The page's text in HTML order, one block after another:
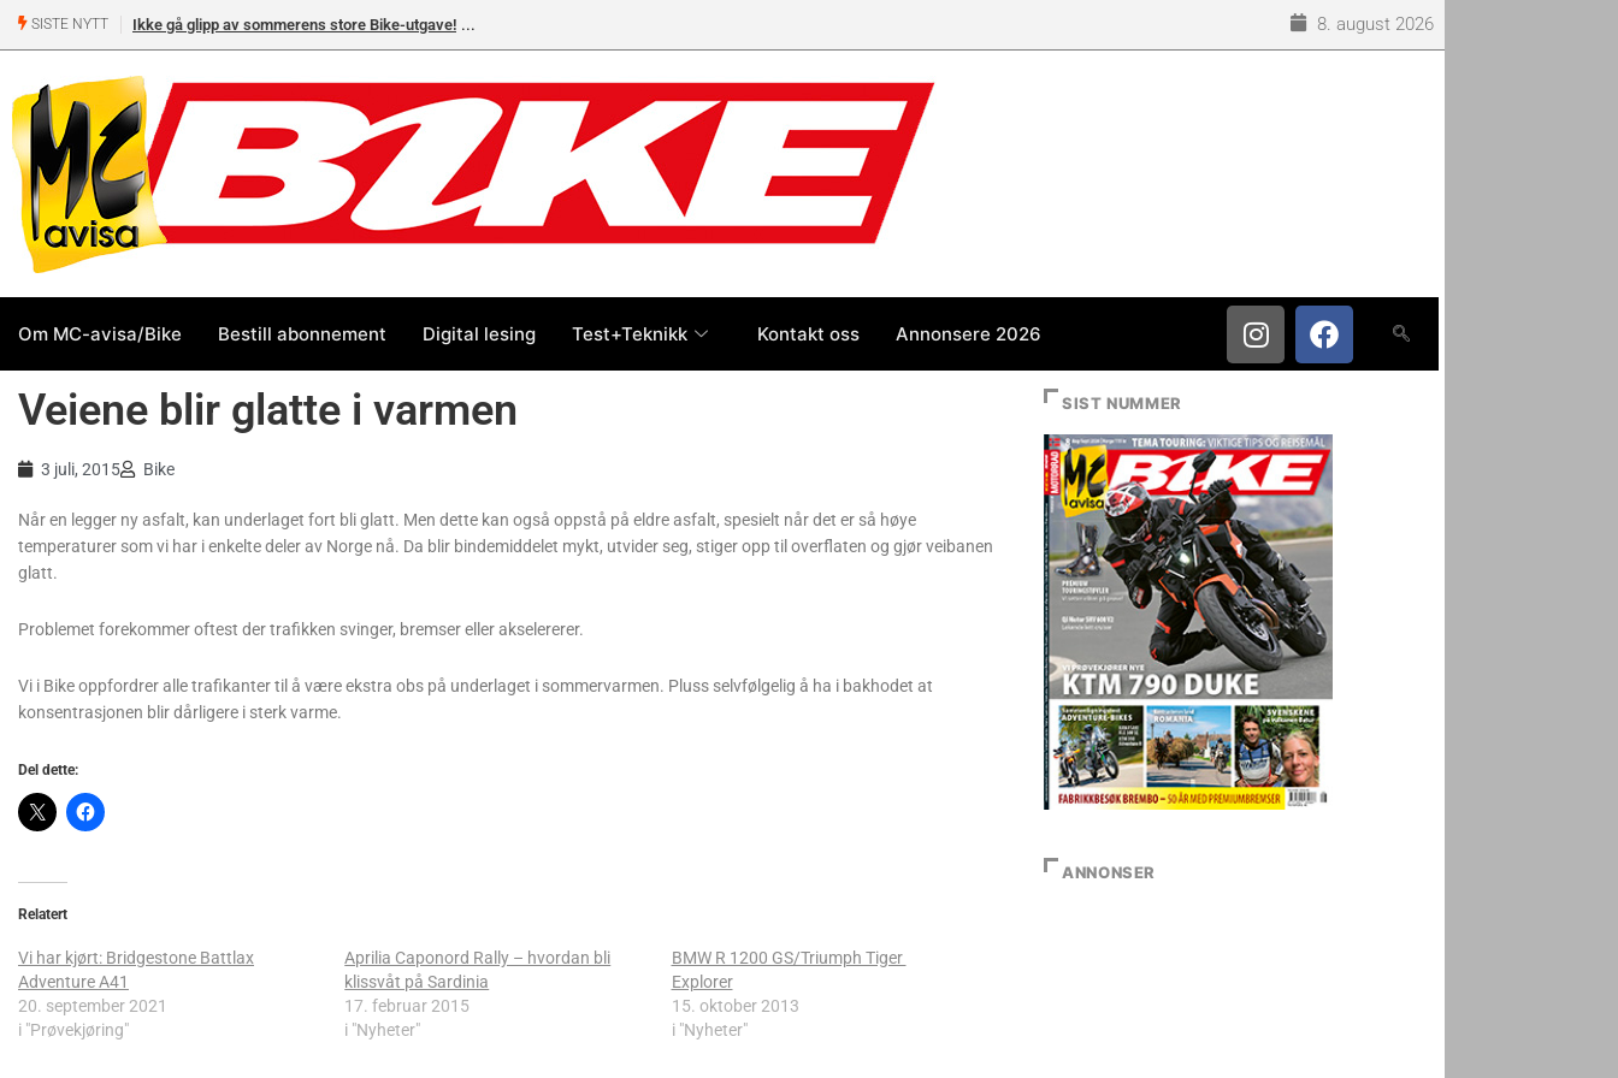
SISTE NYTT Ikke gå glipp av sommerens store Bike-utgave! 8. august 2026
Om MC-avisa/Bike Bestill abonnement Digital lesing Test+Teknikk Kontakt oss Annonsere 2026
Veiene blir glatte i varmen
3 juli, 2015 Bike
Når en legger ny asfalt, kan underlaget fort bli glatt. Men dette kan også oppstå på eldre asfalt, spesielt når det er så høye
temperaturer som vi har i enkelte deler av Norge nå. Da blir bindemiddelet mykt, utvider seg, stiger opp til overflaten og gjør veibanen
glatt.
Problemet forekommer oftest der trafikken svinger, bremser eller akselererer.
Vi i Bike oppfordrer alle trafikanter til å være ekstra obs på underlaget i sommervarmen. Pluss selvfølgelig å ha i bakhodet at
konsentrasjonen blir dårligere i sterk varme.
Del dette:
Relatert
Vi har kjørt: Bridgestone Battlax
Adventure A41
20. september 2021
i "Prøvekjøring"
Aprilia Caponord Rally – hvordan bli
klissvåt på Sardinia
17. februar 2015
i "Nyheter"
BMW R 1200 GS/Triumph Tiger
Explorer
15. oktober 2013
i "Nyheter"
SIST NUMMER
ANNONSER